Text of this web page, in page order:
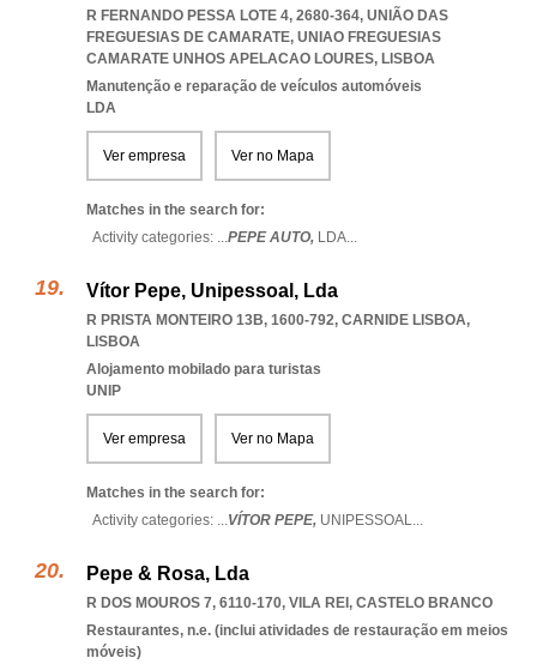
R FERNANDO PESSA LOTE 4, 2680-364, UNIÃO DAS
FREGUESIAS DE CAMARATE, UNIAO FREGUESIAS
CAMARATE UNHOS APELACAO LOURES, LISBOA
Manutenção e reparação de veículos automóveis
LDA
Ver empresa Ver no Mapa
Matches in the search for:
Activity categories: ...PEPE AUTO, LDA...
Vítor Pepe, Unipessoal, Lda
R PRISTA MONTEIRO 13B, 1600-792, CARNIDE LISBOA,
LISBOA
Alojamento mobilado para turistas
UNIP
Ver empresa Ver no Mapa
Matches in the search for:
Activity categories: ...VÍTOR PEPE, UNIPESSOAL...
Pepe & Rosa, Lda
R DOS MOUROS 7, 6110-170, VILA REI , CASTELO BRANCO
Restaurantes, n.e. (inclui atividades de restauração em meios
móveis)